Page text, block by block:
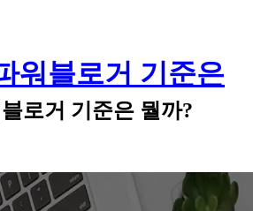
워블로거 기준은
로거 기준은 뭘까?